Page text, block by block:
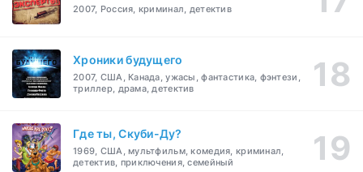
2007, Россия, криминал, детектив
Хроники будущего
2007, США, Канада, ужасы, фантастика, фэнтези,
триллер, драма, детектив
Где ты, Скуби-Ду?
1969, США, мультфильм, комедия, криминал,
детектив, приключения, семейный